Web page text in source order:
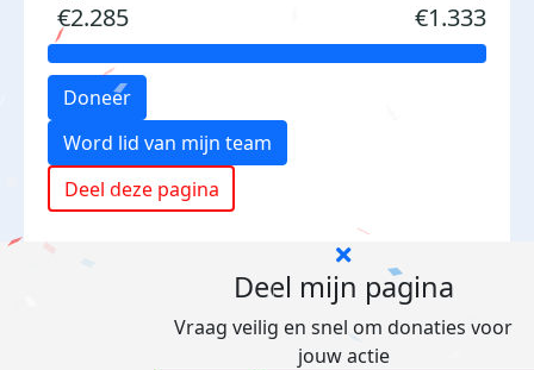
€2.285 €1.333
Doneer
Word lid van mijn team
Deel deze pagina
Deel mijn pagina
Vraag veilig en snel om donaties voor
jouw actie